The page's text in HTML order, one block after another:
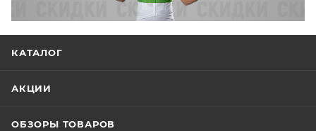
КАТАЛОГ
АКЦИИ
ОБЗОРЫ ТОВАРОВ